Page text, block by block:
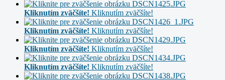
Kliknutím zväčšíte! Kliknutím zväčšíte!
Kliknutím zväčšíte! Kliknutím zväčšíte!
Kliknutím zväčšíte! Kliknutím zväčšíte!
Kliknutím zväčšíte! Kliknutím zväčšíte!